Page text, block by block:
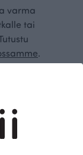
varma
tai
.